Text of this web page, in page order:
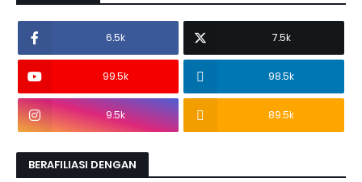
6.5k 7.5k
99.5k 98.5k
9.5k 89.5k
BERAFILIASI DENGAN